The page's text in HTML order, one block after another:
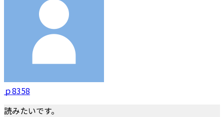
ｐ8358
読みたいです。